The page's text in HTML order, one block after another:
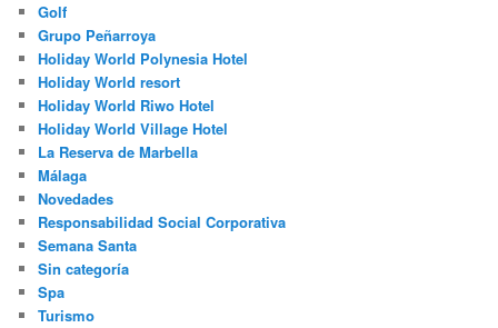
Golf
Grupo Peñarroya
Holiday World Polynesia Hotel
Holiday World resort
Holiday World Riwo Hotel
Holiday World Village Hotel
La Reserva de Marbella
Málaga
Novedades
Responsabilidad Social Corporativa
Semana Santa
Sin categoría
Spa
Turismo